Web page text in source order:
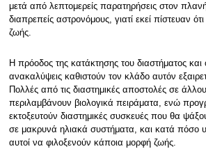
μετά από λεπτομερείς παρατηρήσεις στον
διαπρεπείς αστρονόμους, γιατί εκεί πίστευαν
ζωής.
Η πρόοδος της κατάκτησης του διαστήματος και
ανακαλύψεις καθιστούν τον κλάδο αυτόν
Πολλές από τις διαστημικές αποστολές σε
περιλαμβάνουν βιολογικά πειράματα, ενώ
εκτοξευτούν διαστημικές συσκευές που θα
σε μακρυνά ηλιακά συστήματα, και κατά πόσο
αυτοί να φιλοξενούν κάποια μορφή ζωής.